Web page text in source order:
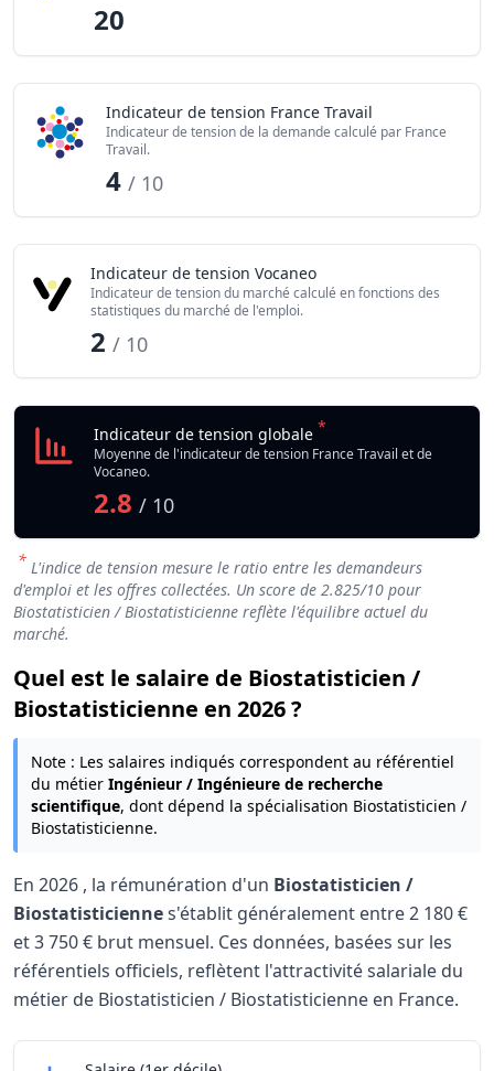
20
Indicateur de tension France Travail
Indicateur de tension de la demande calculé par France
Travail.
4/ 10
Indicateur de tension Vocaneo
Indicateur de tension du marché calculé en fonctions des
statistiques du marché de l'emploi.
2 / 10
Indicateur de tension globale *
Moyenne de l'indicateur de tension France Travail et de
Vocaneo.
2.8 / 10
* L'indice de tension mesure le ratio entre les demandeurs
d'emploi et les offres collectées. Un score de 2.825/10 pour
Biostatisticien / Biostatisticienne reflète l'équilibre actuel du
marché.
Quel est le salaire de Biostatisticien /
Biostatisticienne en 2026 ?
Note : Les salaires indiqués correspondent au référentiel
du métier Ingénieur / Ingénieure de recherche
scientifique, dont dépend la spécialisation Biostatisticien /
Biostatisticienne.
En 2026 , la rémunération d'un Biostatisticien /
Biostatisticiennes'établit généralement entre2 180 €
et3 750 € brut mensuel. Ces données, basées sur les
référentiels officiels, reflètent l'attractivité salariale du
métier de Biostatisticien / Biostatisticienne en France.
Grille salariale Biostatisticien / Biostatisticienne